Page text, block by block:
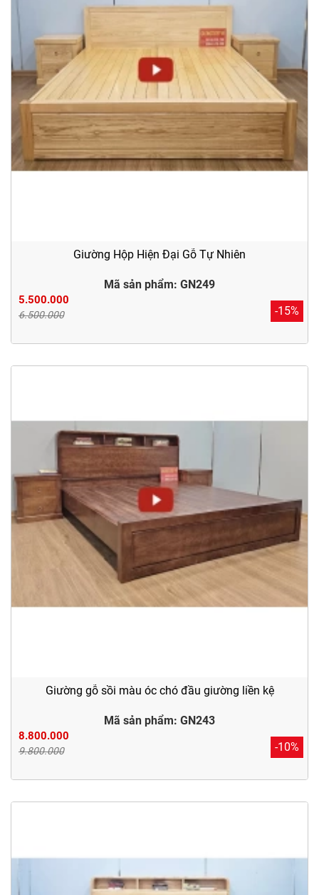
Giường Hộp Hiện Đại Gỗ Tự Nhiên
Mã sản phẩm: GN249
5.500.000
6.500.000 -15%
Giường gỗ sồi màu óc chó đầu giường liền kệ
Mã sản phẩm: GN243
8.800.000
9.800.000 -10%